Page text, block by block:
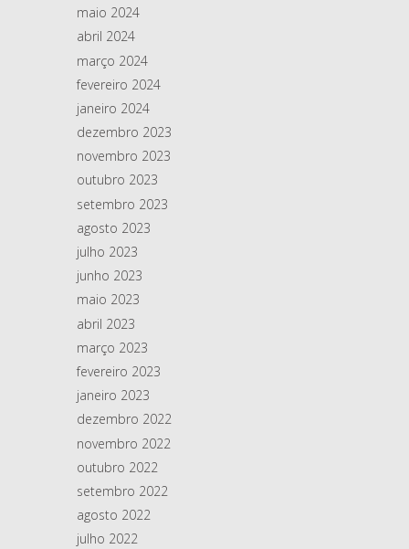
maio 2024
abril 2024
março 2024
fevereiro 2024
janeiro 2024
dezembro 2023
novembro 2023
outubro 2023
setembro 2023
agosto 2023
julho 2023
junho 2023
maio 2023
abril 2023
março 2023
fevereiro 2023
janeiro 2023
dezembro 2022
novembro 2022
outubro 2022
setembro 2022
agosto 2022
julho 2022